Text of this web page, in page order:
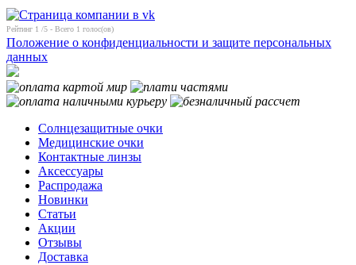
Рейтинг 1 /5 - Всего 1 голос(ов)
Положение о конфиденциальности и защите персональных
данных
Солнцезащитные очки
Медицинские очки
Контактные линзы
Аксессуары
Распродажа
Новинки
Статьи
Акции
Отзывы
Доставка